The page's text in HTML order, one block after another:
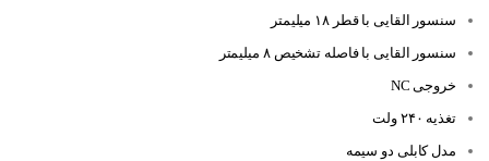
سنسور القایی با قطر ۱۸ میلیمتر
سنسور القایی با فاصله تشخیص ۸ میلیمتر
خروجی NC
تغذیه ۲۴۰ ولت
مدل کابلی دو سیمه